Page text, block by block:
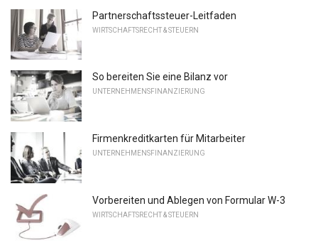
Partnerschaftssteuer-Leitfaden
WIRTSCHAFTSRECHT & STEUERN
So bereiten Sie eine Bilanz vor
UNTERNEHMENSFINANZIERUNG
Firmenkreditkarten für Mitarbeiter
UNTERNEHMENSFINANZIERUNG
Vorbereiten und Ablegen von Formular W-3
WIRTSCHAFTSRECHT & STEUERN